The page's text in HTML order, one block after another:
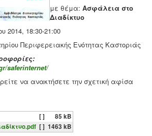
με θέμα: Ασφάλεια στο
Διαδίκτυο
2014, 18:30-21:00
Περιφερειακής Ενότητας Καστοριάς
saferinternet/
να ανακτήσετε την σχετική αφίσα
[ ]
85 kB
[ ] 1463 kB